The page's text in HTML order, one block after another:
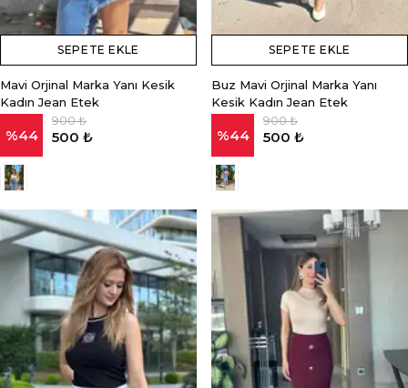
SEPETE EKLE
Mavi Orjinal Marka Yanı Kesik
Kadın Jean Etek
%44
900 ₺
500 ₺
SEPETE EKLE
Buz Mavi Orjinal Marka Yanı
Kesik Kadın Jean Etek
%44
900 ₺
500 ₺